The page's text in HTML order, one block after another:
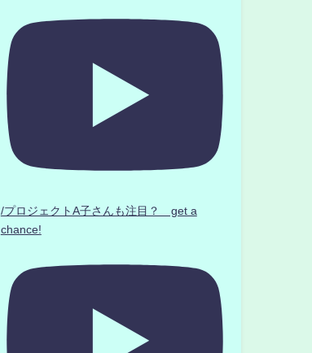
/プロジェクトA子さんも注目？ get a
chance!